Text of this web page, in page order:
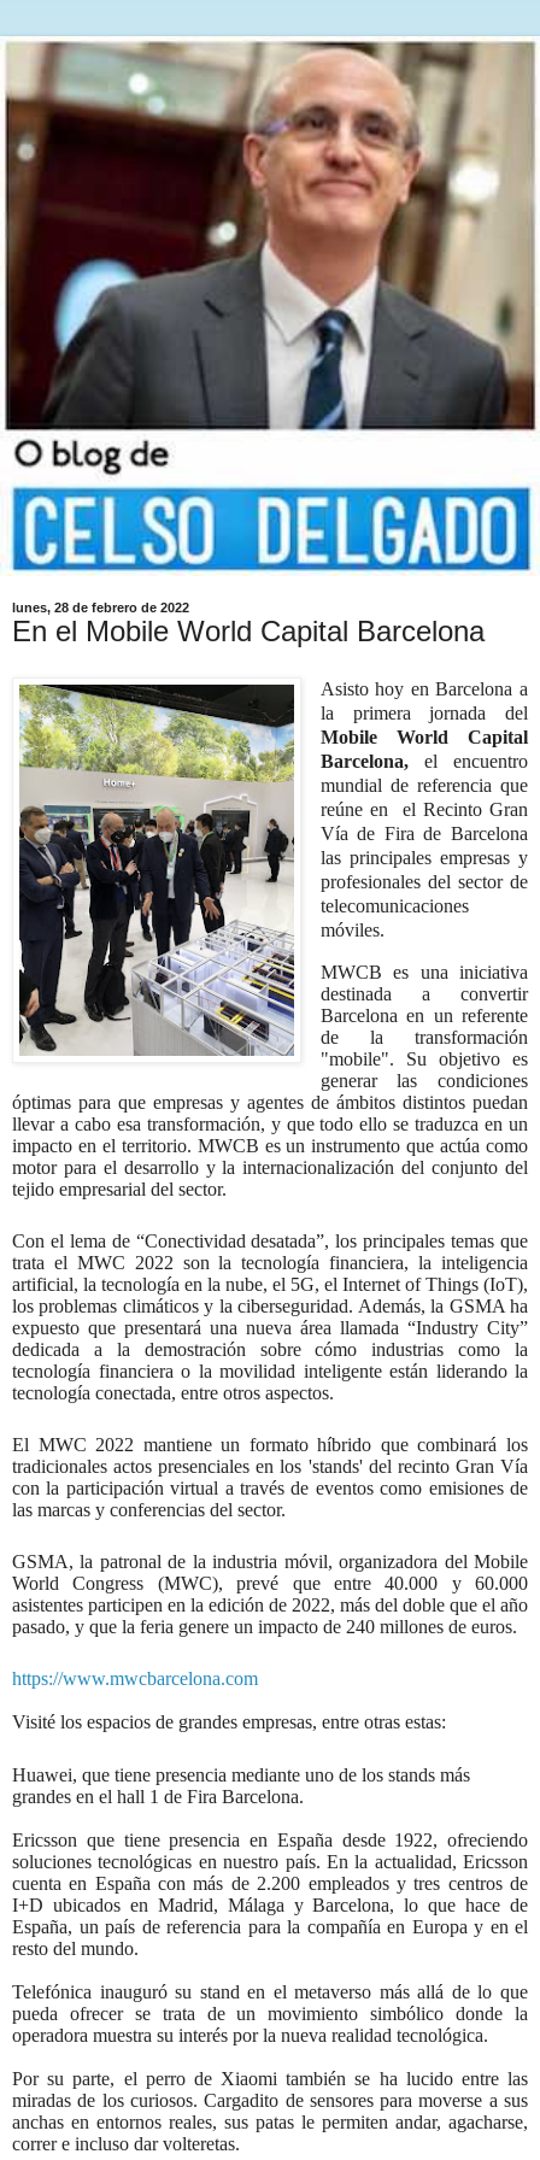
lunes, 28 de febrero de 2022
En el Mobile World Capital Barcelona
Asisto hoy en Barcelona a
la primera jornada del
Mobile World Capital
Barcelona,el encuentro
mundial de referencia que
reúne en
el Recinto Gran
Vía de Fira de Barcelona
las principales empresas y
profesionales del sector de
telecomunicaciones
móviles.
MWCB es una iniciativa
destinada a convertir
Barcelona en un referente
de la transformación
"mobile". Su objetivo es
generar las condiciones
óptimas para que empresas y agentes de ámbitos distintos puedan
llevar a cabo esa transformación, y que todo ello se traduzca en un
impacto en el territorio. MWCB es un instrumento que actúa como
motor para el desarrollo y la internacionalización del conjunto del
tejido empresarial del sector.
Con el lema de “Conectividad desatada”, los principales temas que
trata el MWC 2022 son la tecnología financiera, la inteligencia
artificial, la tecnología en la nube, el 5G, el Internet of Things (IoT),
los problemas climáticos y la ciberseguridad. Además, la GSMA ha
expuesto que presentará una nueva área llamada “Industry City”
dedicada a la demostración sobre cómo industrias como la
tecnología financiera o la movilidad inteligente están liderando la
tecnología conectada, entre otros aspectos.
El MWC 2022 mantiene un formato híbrido que combinará los
tradicionales actos presenciales en los 'stands' del recinto Gran Vía
con la participación virtual a través de eventos como emisiones de
las marcas y conferencias del sector.
GSMA, la patronal de la industria móvil, organizadora del Mobile
World Congress (MWC), prevé que entre 40.000 y 60.000
asistentes participen en la edición de 2022, más del doble que el año
pasado, y que la feria genere un impacto de 240 millones de euros.
https://www.mwcbarcelona.com
Visité los espacios de grandes empresas, entre otras estas:
Huawei, que tiene presencia mediante uno de los stands más
grandes en el hall 1 de Fira Barcelona.
Ericsson que tiene presencia en España desde 1922, ofreciendo
soluciones tecnológicas en nuestro país. En la actualidad, Ericsson
cuenta en España con más de 2.200 empleados y tres centros de
I+D ubicados en Madrid, Málaga y Barcelona, lo que hace de
España, un país de referencia para la compañía en Europa y en el
resto del mundo.
Telefónica inauguró su stand en el metaverso más allá de lo que
pueda ofrecer se trata de un movimiento simbólico donde la
operadora muestra su interés por la nueva realidad tecnológica.
Por su parte, el perro de Xiaomi también se ha lucido entre las
miradas de los curiosos. Cargadito de sensores para moverse a sus
anchas en entornos reales, sus patas le permiten andar, agacharse,
correr e incluso dar volteretas.